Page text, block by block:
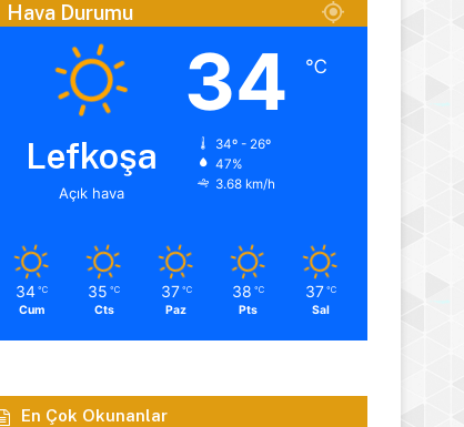
Hava Durumu
Lefkoşa
Açık hava
34 ℃
34º - 26º
47%
3.68 km/h
34 ℃
Cum
35 ℃
Cts
37 ℃
Paz
38 ℃
Pts
37 ℃
Sal
En Çok Okunanlar